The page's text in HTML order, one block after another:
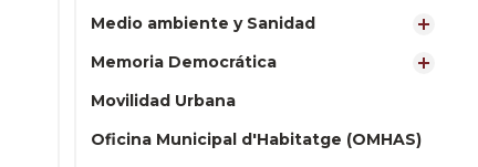
Medio ambiente y Sanidad
Memoria Democrática
Movilidad Urbana
Oficina Municipal d'Habitatge (OMHAS)